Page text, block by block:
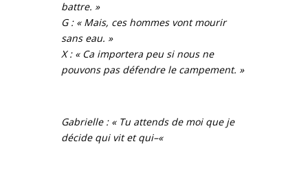
battre. »
G : « Mais, ces hommes vont mourir
sans eau. »
X : « Ca importera peu si nous ne
pouvons pas défendre le campement. »
Gabrielle : « Tu attends de moi que je
décide qui vit et qui–«